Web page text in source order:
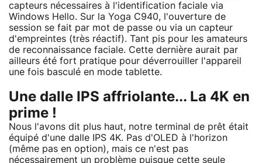
capteurs nécessaires à l'identification faciale via
Windows Hello. Sur la Yoga C940, l'ouverture de
session se fait par mot de passe ou via un capteur
d'empreintes (très réactif). Tant pis pour les amateurs
de reconnaissance faciale. Cette dernière aurait par
ailleurs été fort pratique pour déverrouiller l'appareil
une fois basculé en mode tablette.
Une dalle IPS affriolante... La 4K en
prime !
Nous l'avons dit plus haut, notre terminal de prêt était
équipé d'une dalle IPS 4K. Pas d'OLED à l'horizon
(même pas en option), mais ce n'est pas
nécessairement un problème puisque cette seule